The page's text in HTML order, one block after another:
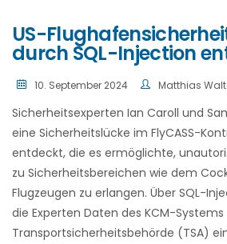
US-
durch SQL-Injection
10. September 2024 Matthias
Sicherheitsexperten Ian Caroll und
eine Sicherheitslücke im FlyCASS-
entdeckt, die es ermöglichte,
zu Sicherheitsbereichen wie dem
Flugzeugen zu erlangen. Über SQL-
die Experten Daten des KCM-Systems
Transportsicherheitsbehörde (TSA)